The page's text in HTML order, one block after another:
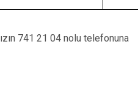
741 21 04 nolu telefonuna